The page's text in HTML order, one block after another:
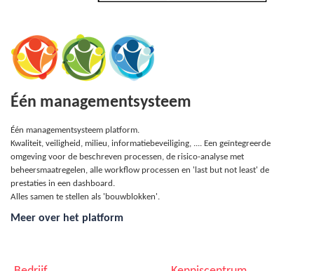
Één managementsysteem
Één managementsysteem platform.
Kwaliteit, veiligheid, milieu, informatiebeveiliging, .... Een geïntegreerde
omgeving voor de beschreven processen, de risico-analyse met
beheersmaatregelen, alle workflow processen en 'last but not least' de
prestaties in een dashboard.
Alles samen te stellen als 'bouwblokken'.
Meer over het platform